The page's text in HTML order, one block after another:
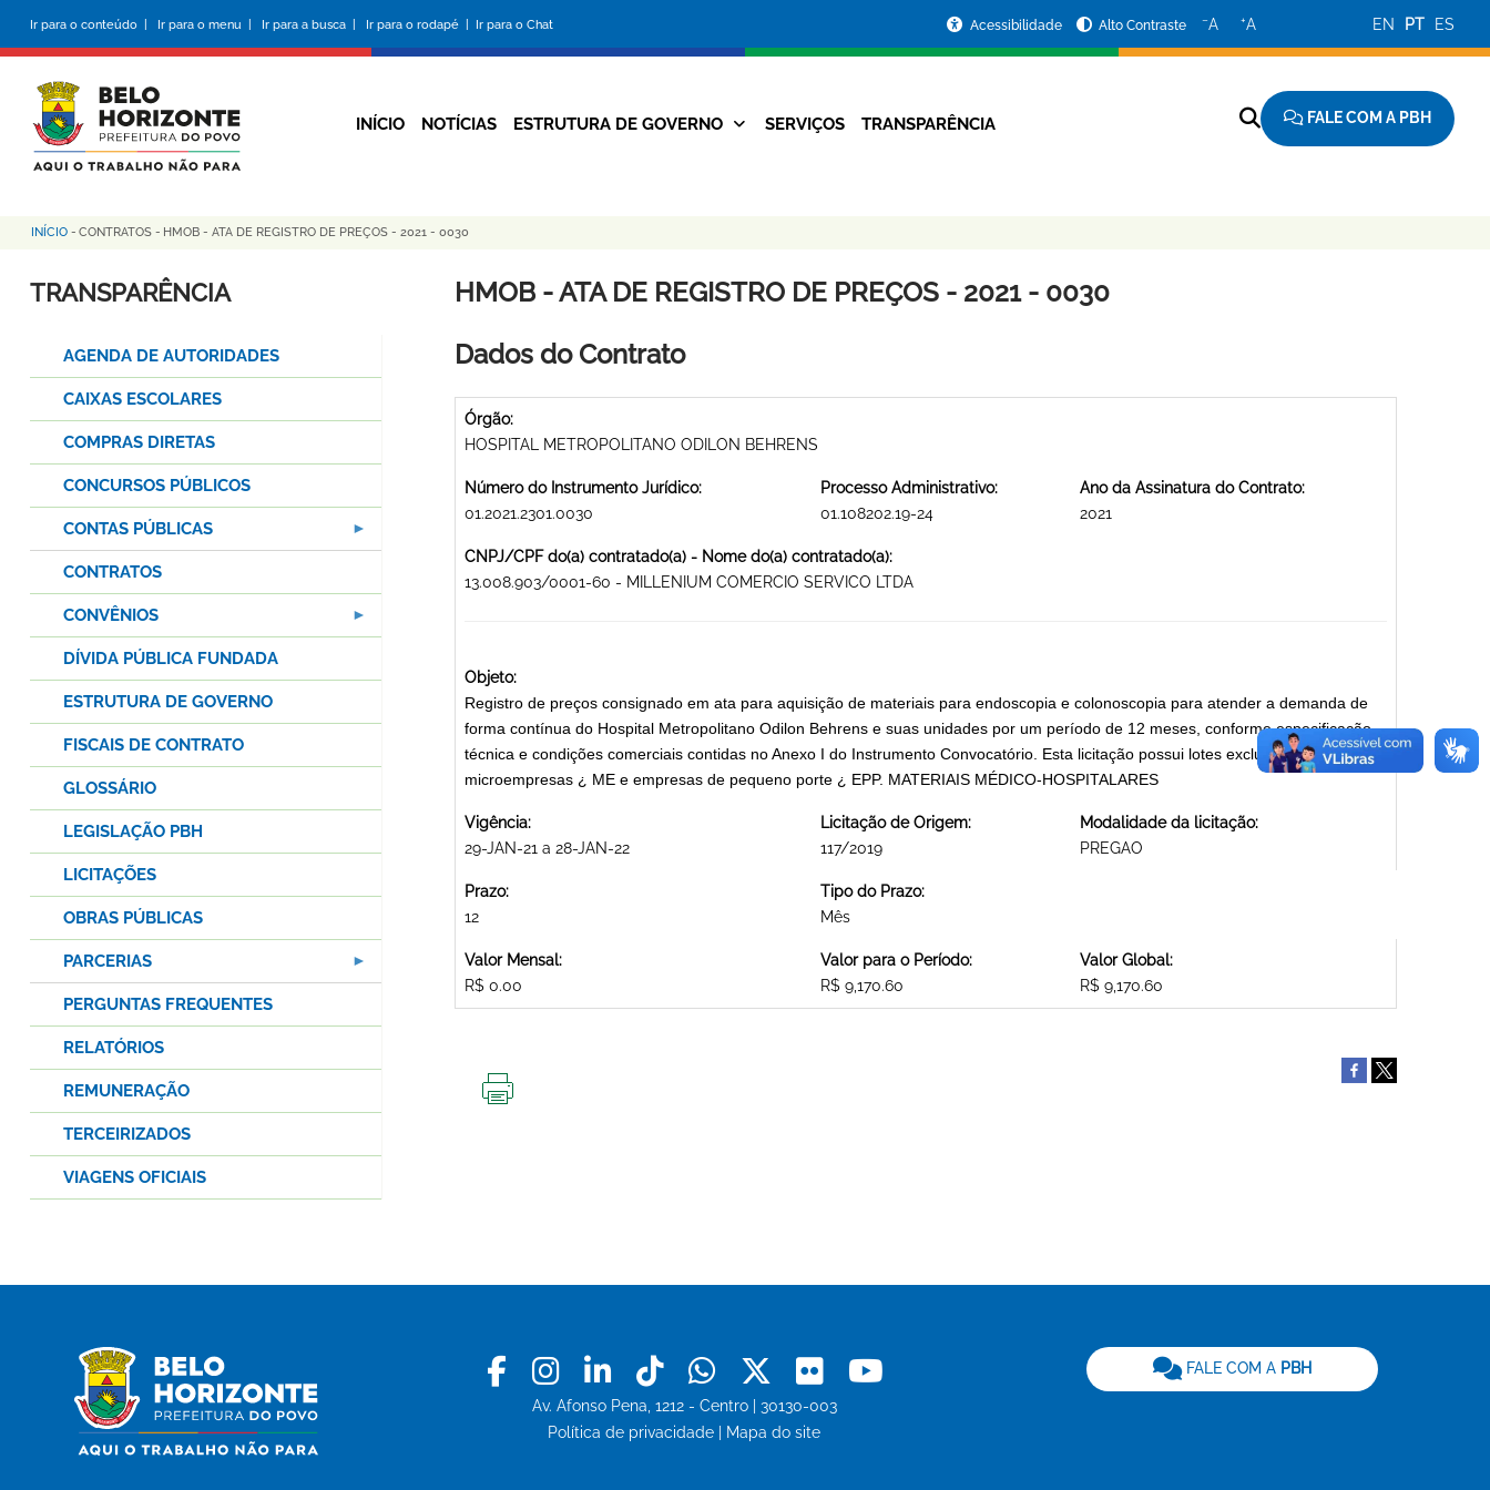
conteúdo
principal
Ir para o conteúdo | Ir para o menu | Ir para a busca | Ir para o rodapé | Ir para o Chat
da
Prefeitura
Acessibilidade Alto Contraste −A +A EN PT ES
Navegação
INÍCIO NOTÍCIAS ESTRUTURA DE GOVERNO SERVIÇOS TRANSPARÊNCIA FALE COM A PBH
Trilha
de
INÍCIO - CONTRATOS - HMOB - ATA DE REGISTRO DE PREÇOS - 2021 - 0030
HMOB - ATA DE REGISTRO DE PREÇOS - 2021 - 0030
Dados do Contrato
Órgão:
HOSPITAL METROPOLITANO ODILON BEHRENS
Número do Instrumento Jurídico:
01.2021.2301.0030
Processo Administrativo:
01.108202.19-24
Ano da Assinatura do Contrato:
2021
CNPJ/CPF do(a) contratado(a) - Nome do(a) contratado(a):
13.008.903/0001-60 - MILLENIUM COMERCIO SERVICO LTDA
Objeto:
Registro de preços consignado em ata para aquisição de materiais para endoscopia e colonoscopia para atender a demanda de
forma contínua do Hospital Metropolitano Odilon Behrens e suas unidades por um período de 12 meses, conforme especificação
técnica e condições comerciais contidas no Anexo I do Instrumento Convocatório. Esta licitação possui lotes exclusivos para
microempresas ¿ ME e empresas de pequeno porte ¿ EPP. MATERIAIS MÉDICO-HOSPITALARES
Vigência:
29-JAN-21 a 28-JAN-22
Licitação de Origem:
117/2019
Modalidade da licitação:
PREGAO
Prazo:
12
Tipo do Prazo:
Mês
Valor Mensal:
R$ 0.00
Valor para o Período:
R$ 9,170.60
Valor Global:
R$ 9,170.60
TRANSPARÊNCIA
AGENDA DE AUTORIDADES
CAIXAS ESCOLARES
COMPRAS DIRETAS
CONCURSOS PÚBLICOS
CONTAS PÚBLICAS
CONTRATOS
CONVÊNIOS
DÍVIDA PÚBLICA FUNDADA
ESTRUTURA DE GOVERNO
FISCAIS DE CONTRATO
GLOSSÁRIO
LEGISLAÇÃO PBH
LICITAÇÕES
OBRAS PÚBLICAS
PARCERIAS
PERGUNTAS FREQUENTES
RELATÓRIOS
REMUNERAÇÃO
TERCEIRIZADOS
VIAGENS OFICIAIS
Facebook
Instagram
LinkedinTiktokWhatsapp
X Flickr
Av. Afonso Pena, 1212 - Centro | 30130-003
Política de privacidade
Mapa do site
FALE COM A PBH